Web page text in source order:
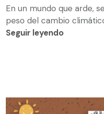
En un mundo que arde,
peso del cambio
Seguir leyendo